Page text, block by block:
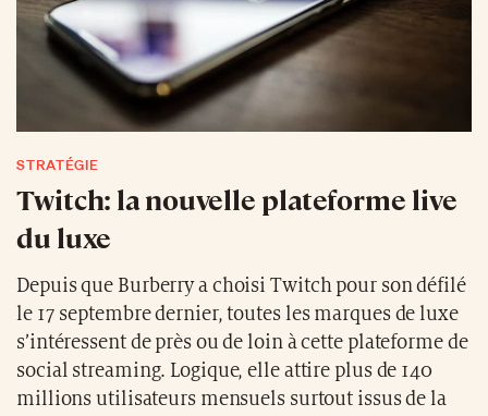
STRATÉGIE
Twitch: la nouvelle plateforme live
du luxe
Depuis que Burberry a choisi Twitch pour son défilé
le 17 septembre dernier, toutes les marques de luxe
s’intéressent de près ou de loin à cette plateforme de
social streaming. Logique, elle attire plus de 140
millions utilisateurs mensuels surtout issus de la